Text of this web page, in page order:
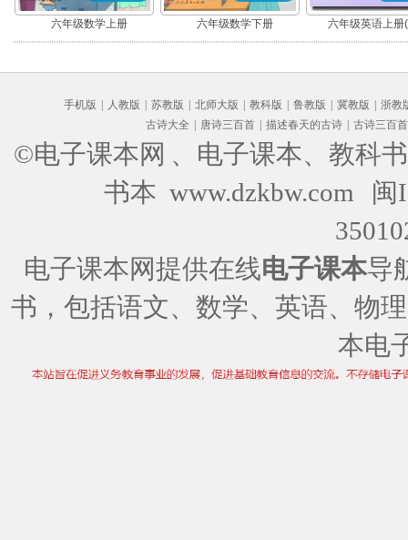
六年级数学上册 六年级数学下册 六年级英语上册
手机版 人教版 苏教版 北师大版 教科版 鲁教版 冀教版
浙教
古诗大全
唐诗三百首 描述春天的古诗 古诗三百首
©电子课本网 、电子课本、教科
书本 www.dzkbw.com
闽
电子课本网提供在线电子课本导
书，包括语文、数学、英语、物
本电